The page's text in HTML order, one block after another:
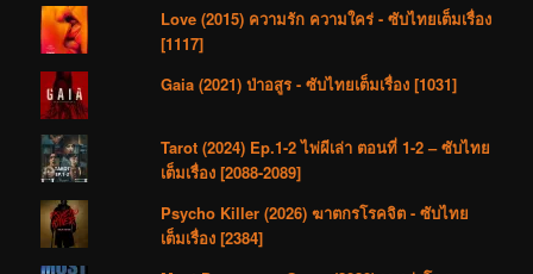
Love (2015) ความรัก ความใคร่ - ซับไทยเต็มเรื่อง
[1117]
Gaia (2021) ป่าอสูร - ซับไทยเต็มเรื่อง [1031]
Tarot (2024) Ep.1-2 ไพ่ผีเล่า ตอนที่ 1-2 – ซับไทย
เต็มเรื่อง [2088-2089]
Psycho Killer (2026) ฆาตกรโรคจิต - ซับไทย
เต็มเรื่อง [2384]